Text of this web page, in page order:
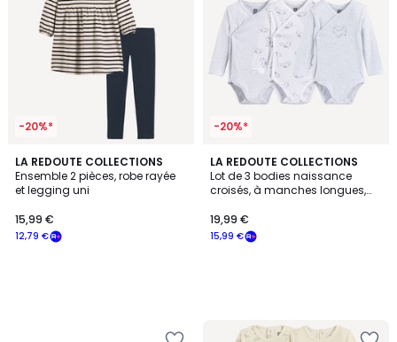
-20%*
LA REDOUTE COLLECTIONS
Ensemble 2 pièces, robe rayée
et legging uni
12,79 €
15,99 €
-20%*
LA REDOUTE COLLECTIONS
Lot de 3 bodies naissance
croisés, à manches longues,
15,99 €
19,99 €